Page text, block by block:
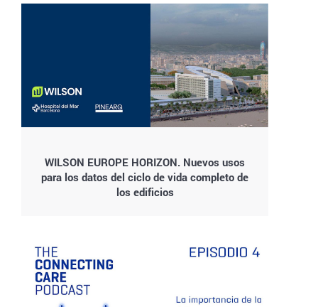
WILSON EUROPE HORIZON. Nuevos usos
para los datos del ciclo de vida completo de
los edificios